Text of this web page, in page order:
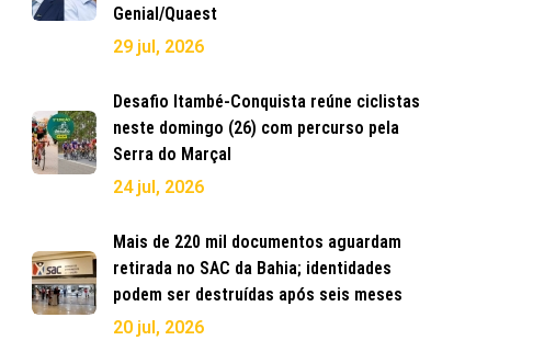
Genial/Quaest
29 jul, 2026
Desafio Itambé-Conquista reúne ciclistas
neste domingo (26) com percurso pela
Serra do Marçal
24 jul, 2026
Mais de 220 mil documentos aguardam
retirada no SAC da Bahia; identidades
podem ser destruídas após seis meses
20 jul, 2026